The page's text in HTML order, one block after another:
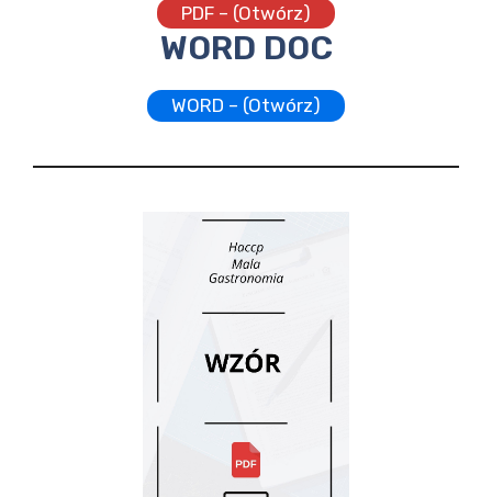
PDF – (Otwórz)
WORD DOC
WORD – (Otwórz)